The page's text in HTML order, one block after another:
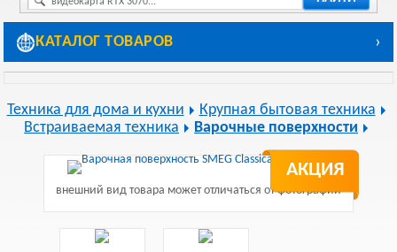
КАТАЛОГ ТОВАРОВ ›
Техника для дома и кухни
Крупная бытовая техника
Встраиваемая техника
Варочные поверхности
АКЦИЯ
внешний вид товара может отличаться от фотографии